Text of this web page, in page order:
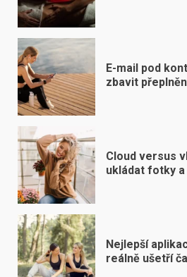
E-mail pod
zbavit
Cloud versus
ukládat fotky a
Nejlepší
reálně ušetří